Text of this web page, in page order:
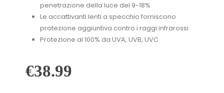
penetrazione della luce del 9-18%
Le accattivanti lenti a specchio forniscono
protezione aggiuntiva contro i raggi infrarossi
Protezione al 100% da UVA, UVB, UVC
€38.99